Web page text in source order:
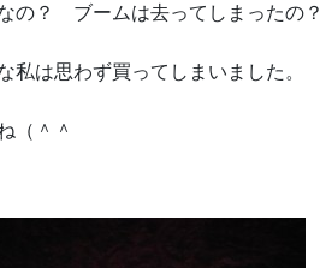
の？ ブームは去ってしまったの？
私は思わず買ってしまいました。
（＾＾